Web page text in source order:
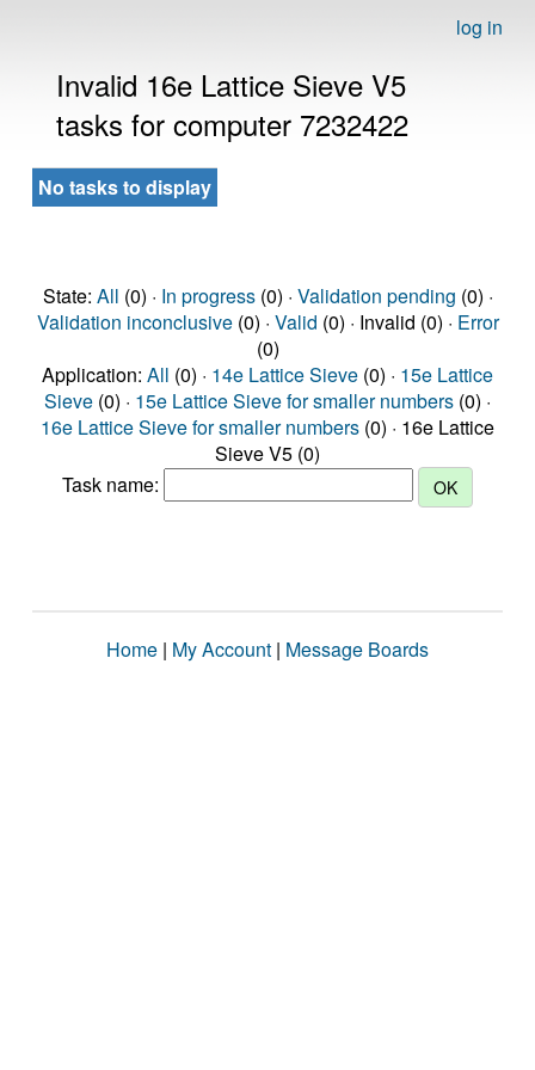
log in
Invalid 16e Lattice Sieve V5
tasks for computer 7232422
No tasks to display
State: All (0) · In progress(0) · Validation pending (0) ·
Validation inconclusive(0) · Valid (0) · Invalid (0) · Error
(0)
Application: All (0) · 14e Lattice Sieve (0) · 15e Lattice
Sieve (0) · 15e Lattice Sieve for smaller numbers (0) ·
16e Lattice Sieve for smaller numbers (0) · 16e Lattice
Sieve V5 (0)
Task name:
Home | My Account | Message Boards